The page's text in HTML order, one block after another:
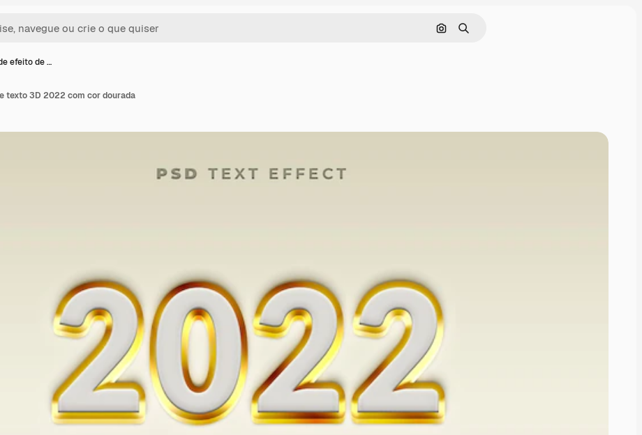
Pesquisar por imagem
Buscar
efeito de …
texto 3D 2022 com cor dourada